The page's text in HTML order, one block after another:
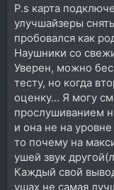
P.s карта
улучшайзеры
пробовался как
Наушники со
Уверен, можно
тесту, но когда
оценку... Я могу
прослушиванием
и она не на
то почему на
ушей звук
Каждый свой
ушах не самая